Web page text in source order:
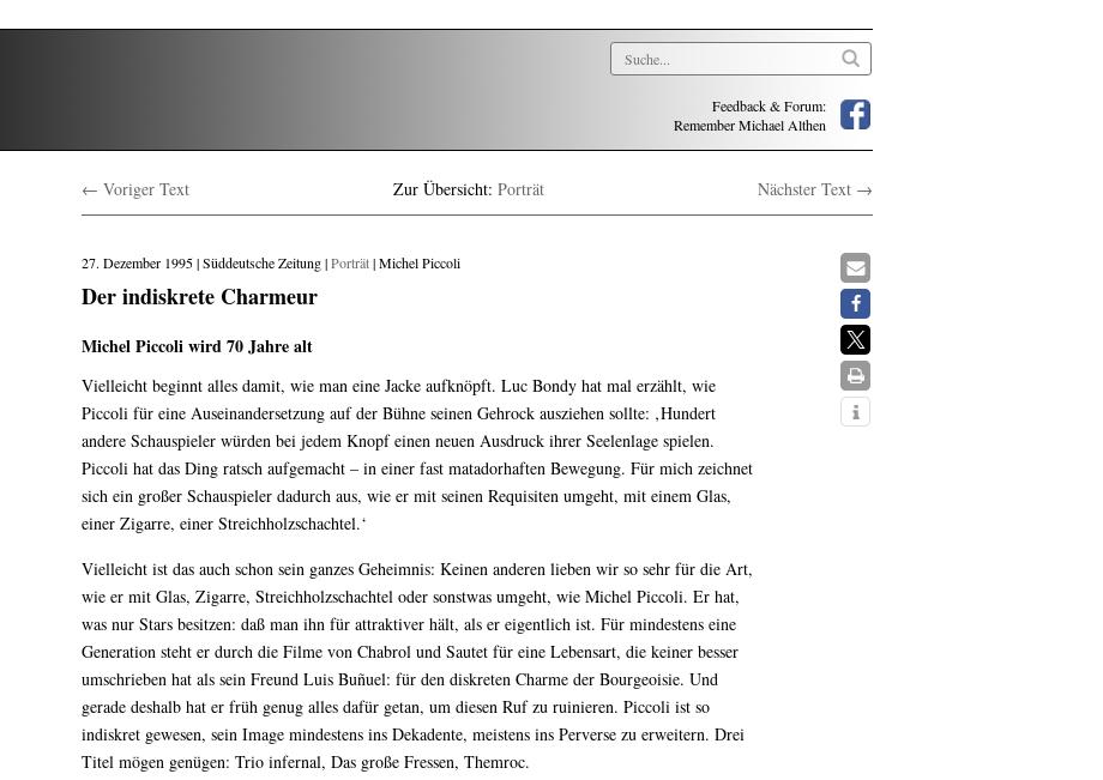
Feedback & Forum:
Remember Michael Althen
← Voriger Text Zur Übersicht: Porträt Nächster Text →
27. Dezember 1995 | Süddeutsche Zeitung |Porträt| Michel Piccoli
Der indiskrete Charmeur
Michel Piccoli wird 70 Jahre alt
Vielleicht beginnt alles damit, wie man eine Jacke aufknöpft. Luc Bondy hat mal erzählt, wie
Piccoli für eine Auseinandersetzung auf der Bühne seinen Gehrock ausziehen sollte: ‚Hundert
andere Schauspieler würden bei jedem Knopf einen neuen Ausdruck ihrer Seelenlage spielen.
Piccoli hat das Ding ratsch aufgemacht – in einer fast matadorhaften Bewegung. Für mich zeichnet
sich ein großer Schauspieler dadurch aus, wie er mit seinen Requisiten umgeht, mit einem Glas,
einer Zigarre, einer Streichholzschachtel.‘
Vielleicht ist das auch schon sein ganzes Geheimnis: Keinen anderen lieben wir so sehr für die Art,
wie er mit Glas, Zigarre, Streichholzschachtel oder sonstwas umgeht, wie Michel Piccoli. Er hat,
was nur Stars besitzen: daß man ihn für attraktiver hält, als er eigentlich ist. Für mindestens eine
Generation steht er durch die Filme von Chabrol und Sautet für eine Lebensart, die keiner besser
umschrieben hat als sein Freund Luis Buñuel: für den diskreten Charme der Bourgeoisie. Und
gerade deshalb hat er früh genug alles dafür getan, um diesen Ruf zu ruinieren. Piccoli ist so
indiskret gewesen, sein Image mindestens ins Dekadente, meistens ins Perverse zu erweitern. Drei
Titel mögen genügen: Trio infernal, Das große Fressen, Themroc.